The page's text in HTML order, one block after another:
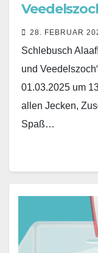
28. FEBRUAR
Schlebusch
und
01.03.2025 um
allen Jecken,
Spaß…